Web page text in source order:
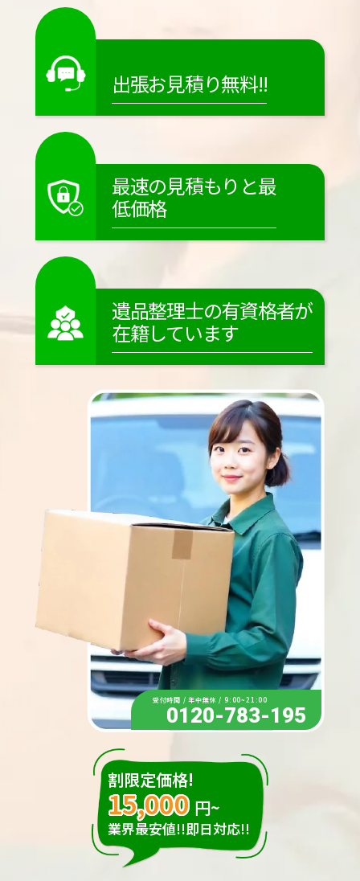
出張お見積り無料!!
最速の見積もりと最
低価格
遺品整理士の有資格者が
在籍しています
受付時間 / 年中無休 / 9:00~21:00
0120-783-195
割限定価格!
15,000 円~
業界最安値!!即日対応!!